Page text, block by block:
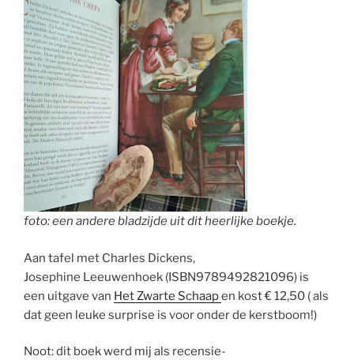
foto: een andere bladzijde uit dit heerlijke boekje.
Aan tafel met Charles Dickens,
Josephine Leeuwenhoek (ISBN9789492821096) is
een uitgave van Het Zwarte Schaapen kost € 12,50 ( als
dat geen leuke surprise is voor onder de kerstboom!)
Noot: dit boek werd mij als recensie-